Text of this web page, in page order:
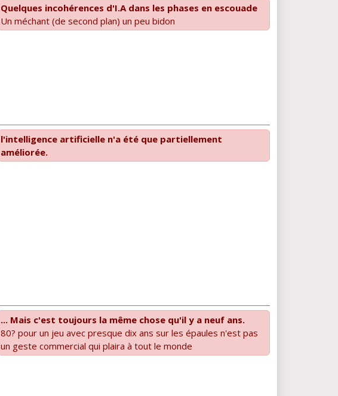
Quelques incohérences d'I.A dans les phases en escouade
Un méchant (de second plan) un peu bidon
l'intelligence artificielle n'a été que partiellement
améliorée.
... Mais c'est toujours la même chose qu'il y a neuf ans.
80? pour un jeu avec presque dix ans sur les épaules n'est pas
un geste commercial qui plaira à tout le monde